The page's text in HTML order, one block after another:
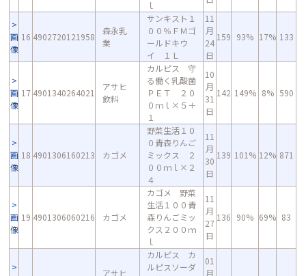
ｌ
画
像
16 4902720121958
森永乳
業
サンキスト１
００％ＦＭゴ
ールドキウ
イ １Ｌ
11
月
24
日
159 93% 17% 133
画
像
17 4901340264021
アサヒ
飲料
カルピス 守
る働く乳酸菌
ＰＥＴ ２０
０ｍｌ×５＋
１
10
月
31
日
142 149% 8% 590
画
像
18 4901306160213 カゴメ
野菜生活１０
０青森りんご
ミックス ２
００ｍｌ×２
４
11
月
30
日
139 101% 12% 871
画
像
19 4901306060216 カゴメ
カゴメ 野菜
生活１００青
森りんごミッ
クス２００ｍ
ｌ
11
月
27
日
136 90% 69% 83
アサヒ
カルピス カ
ルピスソーダ
01
月